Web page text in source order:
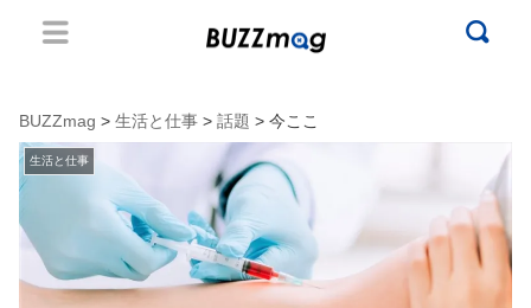
BUZZmag > 生活と仕事 > 話題 > 今ここ
生活と仕事